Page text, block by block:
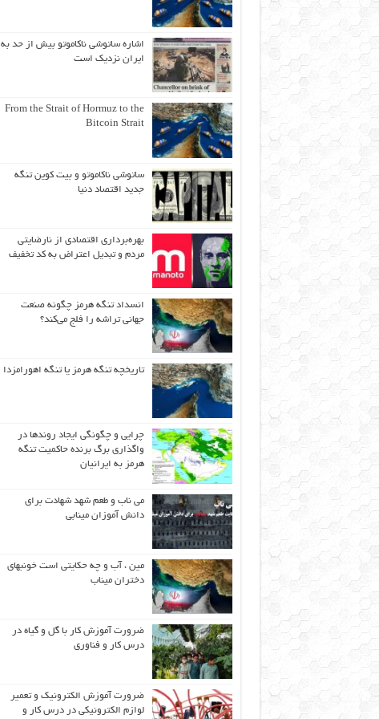
اشاره ساتوشی ناکاموتو بیش از حد به
ایران نزدیک است
From the Strait of Hormuz to the
Bitcoin Strait
ساتوشی ناکاموتو و بیت کوین تنگه
جدید اقتصاد دنیا
بهره‌برداری اقتصادی از نارضایتی
مردم و تبدیل اعتراض به کد تخفیف
انسداد تنگه هرمز چگونه صنعت
جهانی تراشه را فلج می‌کند؟
تاریخچه تنگه هرمز یا تنگه اهورامزدا
چرایی و چگونگی ایجاد روندها در
واگذاری برگ برنده حاکمیت تنگه
هرمز به ایرانیان
می ناب و طعم شهد شهادت برای
دانش آموزان مینابی
مین ، آب و چه حکایتی است خونبهای
دختران میناب
ضرورت آموزش کار با گل و گیاه در
درس کار و فناوری
ضرورت آموزش الکترونیک و تعمیر
لوازم الکترونیکی در درس کار و